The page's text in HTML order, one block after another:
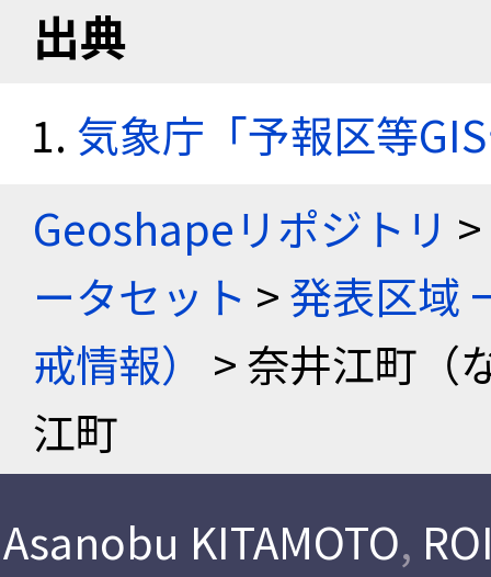
出典
気象庁「予報区等
Geoshapeリポジトリ >
ータセット >発表区域
戒情報）
> 奈井江町（
江町
Asanobu KITAMOTO,